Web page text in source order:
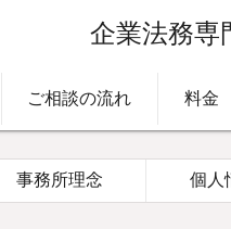
企業法務専
ご相談の流れ 料金
事務所理念 個人